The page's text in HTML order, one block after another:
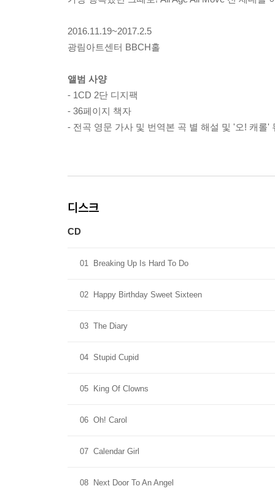
2016.11.19~2017.2.5
광림아트센터 BBCH홀
앨범 사양
- 1CD 2단 디지팩
- 36페이지 책자
- 전곡 영문 가사 및 번역본 곡 별 해설 및 '오! 캐롤'
디스크
CD
01 Breaking Up Is Hard To Do
02 Happy Birthday Sweet Sixteen
03 The Diary
04 Stupid Cupid
05 King Of Clowns
06 Oh! Carol
07 Calendar Girl
08 Next Door To An Angel